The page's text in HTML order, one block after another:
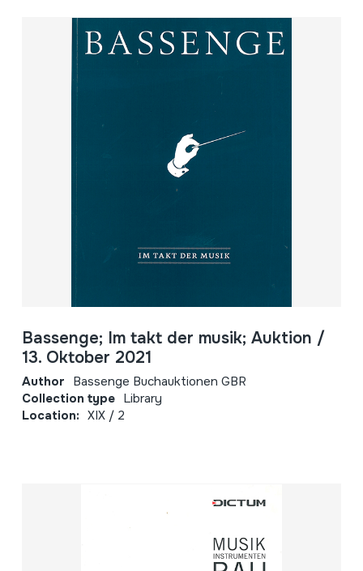
Bassenge; Im takt der musik; Auktion /
13. Oktober 2021
Author Bassenge Buchauktionen GBR
Collection type Library
Location: XIX / 2